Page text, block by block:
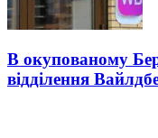
В окупованому
відділення